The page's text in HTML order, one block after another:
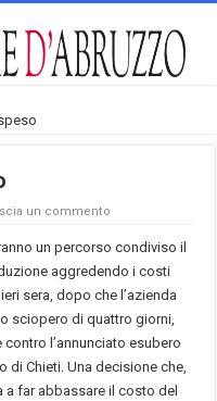
un commento
un percorso condiviso il
aggredendo i costi
sera, dopo che l’azienda
sciopero di quattro giorni,
l’annunciato esubero
di Chieti. Una decisione che,
a far abbassare il costo del